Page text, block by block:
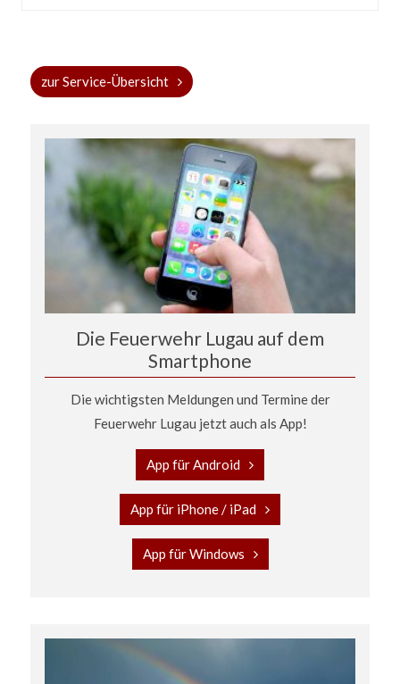
zur Service-Übersicht
Die Feuerwehr Lugau auf dem
Smartphone
Die wichtigsten Meldungen und Termine der
Feuerwehr Lugau jetzt auch als App!
App für Android
App für iPhone / iPad
App für Windows